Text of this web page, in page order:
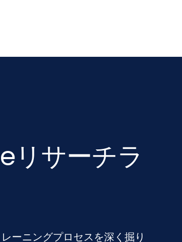
サーチラ
ニングプロセスを深く掘り